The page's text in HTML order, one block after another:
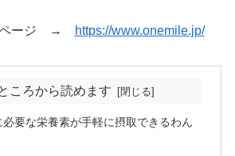
ページ → https://www.onemile.jp/
ころから読めます
要な栄養素が手軽に摂取できるわん